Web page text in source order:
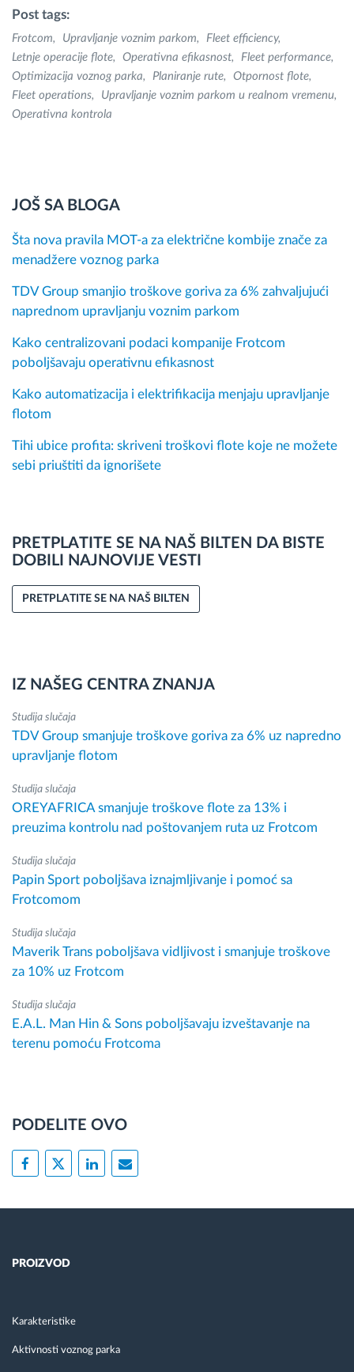
Post tags:
Frotcom Upravljanje voznim parkom
Fleet efficiency
Letnje operacije flote
Operativna efikasnost
Fleet performance
Optimizacija voznog parka
Planiranje rute
Otpornost flote
Fleet operations
Upravljanje voznim parkom u realnom vremenu
Operativna kontrola
JOŠ SA BLOGA
Šta nova pravila MOT-a za električne kombije znače za
menadžere voznog parka
TDV Group smanjio troškove goriva za 6% zahvaljujući
naprednom upravljanju voznim parkom
Kako centralizovani podaci kompanije Frotcom
poboljšavaju operativnu efikasnost
Kako automatizacija i elektrifikacija menjaju upravljanje
flotom
Tihi ubice profita: skriveni troškovi flote koje ne možete
sebi priuštiti da ignorišete
PRETPLATITE SE NA NAŠ BILTEN DA BISTE
DOBILI NAJNOVIJE VESTI
PRETPLATITE SE NA NAŠ BILTEN
IZ NAŠEG CENTRA ZNANJA
Studija slučaja
TDV Group smanjuje troškove goriva za 6% uz napredno
upravljanje flotom
Studija slučaja
OREYAFRICA smanjuje troškove flote za 13% i
preuzima kontrolu nad poštovanjem ruta uz Frotcom
Studija slučaja
Papin Sport poboljšava iznajmljivanje i pomoć sa
Frotcomom
Studija slučaja
Maverik Trans poboljšava vidljivost i smanjuje troškove
za 10% uz Frotcom
Studija slučaja
E.A.L. Man Hin & Sons poboljšavaju izveštavanje na
terenu pomoću Frotcoma
PODELITE OVO
PROIZVOD
Karakteristike
Aktivnosti voznog parka